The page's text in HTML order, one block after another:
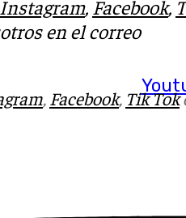
Instagram, Facebook,
en el correo
, Facebook, Tik Tok